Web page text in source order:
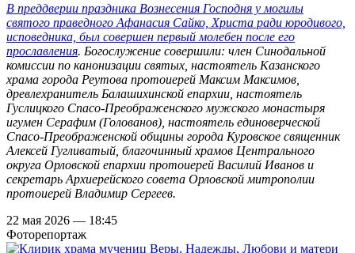
В преддверии праздника Вознесения Господня у могилы
святого праведного Афанасия Сайко, Христа ради юродивого,
исповедника, был совершен первый молебен после его
прославления. Богослужение совершили: член Синодальной
комиссии по канонизации святых, настоятель Казанского
храма города Реутова протоиерей Максим Максимов,
древлехранитель Балашихинской епархии, настоятель
Гуслицкого Спасо-Преображенского мужского монастыря
игумен Серафим (Голованов), настоятель единоверческой
Спасо-Преображенской общины города Куровское священник
Алексей Гугливатый, благочинный храмов Центрального
округа Орловской епархии протоиерей Василий Иванов и
секретарь Архиерейского совета Орловской митрополии
протоиерей Владимир Сергеев.
22 мая 2026 — 18:45
Фоторепортаж